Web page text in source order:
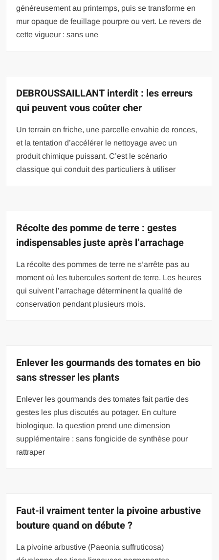
généreusement au printemps, puis se transforme en
mur opaque de feuillage pourpre ou vert. Le revers de
cette vigueur : sans une
DEBROUSSAILLANT interdit : les erreurs
qui peuvent vous coûter cher
Un terrain en friche, une parcelle envahie de ronces,
et la tentation d’accélérer le nettoyage avec un
produit chimique puissant. C’est le scénario
classique qui conduit des particuliers à utiliser
Récolte des pomme de terre : gestes
indispensables juste après l’arrachage
La récolte des pommes de terre ne s’arrête pas au
moment où les tubercules sortent de terre. Les heures
qui suivent l’arrachage déterminent la qualité de
conservation pendant plusieurs mois.
Enlever les gourmands des tomates en bio
sans stresser les plants
Enlever les gourmands des tomates fait partie des
gestes les plus discutés au potager. En culture
biologique, la question prend une dimension
supplémentaire : sans fongicide de synthèse pour
rattraper
Faut-il vraiment tenter la pivoine arbustive
bouture quand on débute ?
La pivoine arbustive (Paeonia suffruticosa)